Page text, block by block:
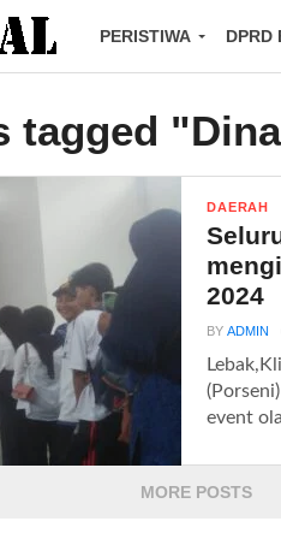
PERISTIWA DPRD
tagged
DAERAH
2024
BYADMIN
event
MORE POSTS